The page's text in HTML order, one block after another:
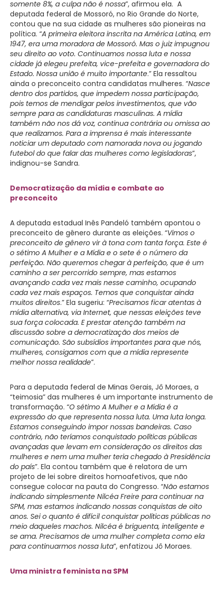
somente 8%, a culpa não é nossa”, afirmou ela. A
deputada federal de Mossoró, no Rio Grande do Norte,
contou que na sua cidade as mulheres são pioneiras na
política. “A primeira eleitora inscrita na América Latina, em
1947, era uma moradora de Mossoró. Mas o juiz impugnou
seu direito ao voto. Continuamos nossa luta e nossa
cidade já elegeu prefeita, vice-prefeita e governadora do
Estado. Nossa união é muito importante.” Ela ressaltou
ainda o preconceito contra candidatas mulheres. “Nasce
dentro dos partidos, que impedem nossa participação,
pois temos de mendigar pelos investimentos, que vão
sempre para as candidaturas masculinas. A mídia
também não nos dá voz, continua contrária ou omissa ao
que realizamos. Para a imprensa é mais interessante
noticiar um deputado com namorada nova ou jogando
futebol do que falar das mulheres como legisladoras”,
indignou-se Sandra.
Democratização da mídia e combate ao
preconceito
A deputada estadual Inês Pandeló também apontou o
preconceito de gênero durante as eleições. “Vimos o
preconceito de gênero vir à tona com tanta força. Este é
o sétimo A Mulher e a Mídia e o sete é o número da
perfeição. Não queremos chegar à perfeição, que é um
caminho a ser percorrido sempre, mas estamos
avançando cada vez mais nesse caminho, ocupando
cada vez mais espaços. Temos que conquistar ainda
muitos direitos.” Ela sugeriu: “Precisamos ficar atentas à
mídia alternativa, via Internet, que nessas eleições teve
sua força colocada. E prestar atenção também na
discussão sobre a democratização dos meios de
comunicação. São subsídios importantes para que nós,
mulheres, consigamos com que a mídia represente
melhor nossa realidade”.
Para a deputada federal de Minas Gerais, Jô Moraes, a
“teimosia” das mulheres é um importante instrumento de
transformação. “O sétimo A Mulher e a Mídia é a
expressão do que representa nossa luta. Uma luta longa.
Estamos conseguindo impor nossas bandeiras. Caso
contrário, não teríamos conquistado políticas públicas
avançadas que levam em consideração os direitos das
mulheres e nem uma mulher teria chegado à Presidência
do país”. Ela contou também que é relatora de um
projeto de lei sobre direitos homoafetivos, que não
consegue colocar na pauta do Congresso. “Não estamos
indicando simplesmente Nilcéa Freire para continuar na
SPM, mas estamos indicando nossas conquistas de oito
anos. Sei o quanto é difícil conquistar políticas públicas no
meio daqueles machos. Nilcéa é briguenta, inteligente e
se ama. Precisamos de uma mulher completa como ela
para continuarmos nossa luta”, enfatizou Jô Moraes.
Uma ministra feminista na SPM